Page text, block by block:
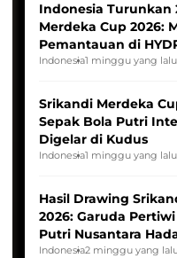
Indonesia Turunkan
Merdeka Cup 2026:
Pemantauan di
League
Indonesia1 minggu yang lalu
Srikandi Merdeka
Sepak Bola Putri
Digelar di Kudus
Indonesia1 minggu yang lalu
Hasil Drawing
2026: Garuda
Putri Nusantara
Indonesia2 minggu yang